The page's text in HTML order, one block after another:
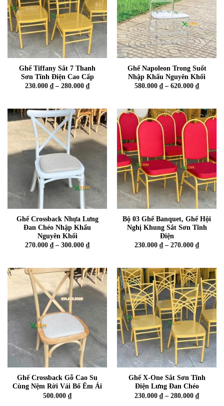
Ghế Tiffany Sắt 7 Thanh
Sơn Tĩnh Điện Cao Cấp
230.000 ₫ – 280.000 ₫Khoảng
đến
280.000 ₫
Ghế Napoleon Trong Suốt
Nhập Khẩu Nguyên Khối
580.000 ₫ – 620.000 ₫Khoảng
đến
620.000
Ghế Crossback Nhựa Lưng
Đan Chéo Nhập Khẩu
Nguyên Khối
270.000 ₫ – 300.000 ₫Khoảng
đến
300.000 ₫
Bộ 03 Ghế Banquet, Ghế Hội
Nghị Khung Sắt Sơn Tĩnh
Điện
230.000 ₫ – 270.000 ₫Khoảng
đến
270.000
Ghế Crossback Gỗ Cao Su
Cùng Nệm Rời Vải Bố Êm Ái
500.000 ₫
Ghế X-One Sắt Sơn Tĩnh
Điện Lưng Đan Chéo
230.000 ₫ – 280.000 ₫Khoảng
giá: